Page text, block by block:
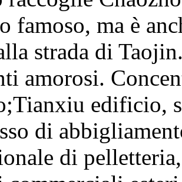
famoso, ma è
strada di
amorosi.
edificio,
di
di